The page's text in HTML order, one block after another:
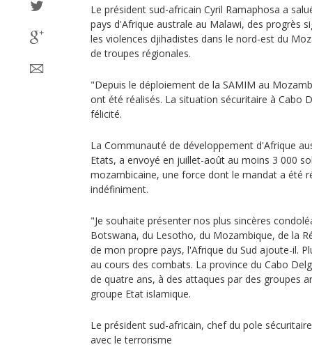
Le président sud-africain Cyril Ramaphosa a
pays d'Afrique australe au Malawi, des progrès
les violences djihadistes dans le nord-est du
de troupes régionales.
"Depuis le déploiement de la SAMIM au
ont été réalisés. La situation sécuritaire à Cabo
félicité.
La Communauté de développement d'Afrique
Etats, a envoyé en juillet-août au moins 3 000
mozambicaine, une force dont le mandat a été
indéfiniment.
"Je souhaite présenter nos plus sincères
Botswana, du Lesotho, du Mozambique, de la
de mon propre pays, l'Afrique du Sud ajoute-il.
au cours des combats. La province du Cabo
de quatre ans, à des attaques par des groupes
groupe Etat islamique.
Le président sud-africain, chef du pole
avec le terrorisme